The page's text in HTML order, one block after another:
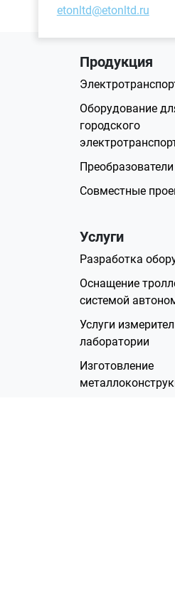
etonltd@etonltd.ru
Продукция
Оборудование
городского
Преобразователи
Совместные
Услуги
Разработка
Оснащение
системой
Услуги
лаборатории
Изготовление